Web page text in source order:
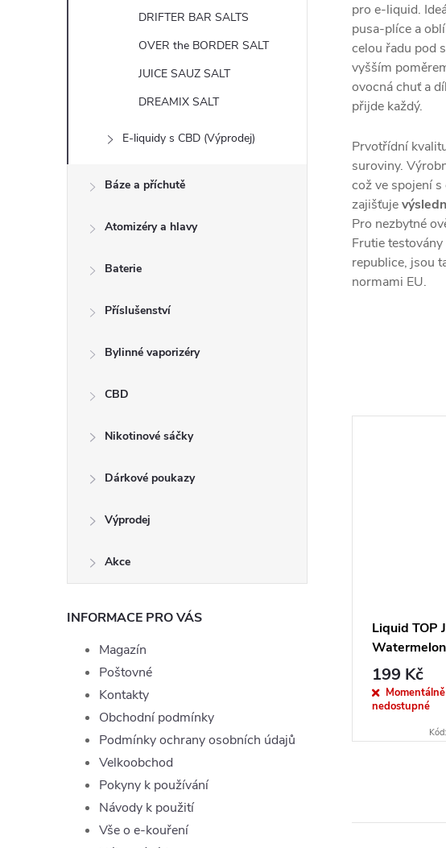
DRIFTER BAR SALTS
OVER the BORDER SALT
JUICE SAUZ SALT
DREAMIX SALT
E-liquidy s CBD (Výprodej)
Báze a příchutě
Atomizéry a hlavy
Baterie
Příslušenství
Bylinné vaporizéry
CBD
Nikotinové sáčky
Dárkové poukazy
Výprodej
Akce
INFORMACE PRO VÁS
Magazín
Poštovné
Kontakty
Obchodní podmínky
Podmínky ochrany osobních údajů
Velkoobchod
Pokyny k používání
Návody k použití
Vše o e-kouření
pro e-liquid.
pusa-plíce a
celou řadu pod
vyšším
ovocná chuť a
přijde každý.
Prvotřídní
suroviny.
což ve spojení
zajišťuje
Pro nezbytné
Frutie
republice, jsou
normami EU.
Cherry
DO KOŠÍKU
EDG10021
199 Kč
LIQ-TOPJOYE-PEACH-10-11
Liquid TOP
199 Kč
Momentálně
nedostupné
Kód: